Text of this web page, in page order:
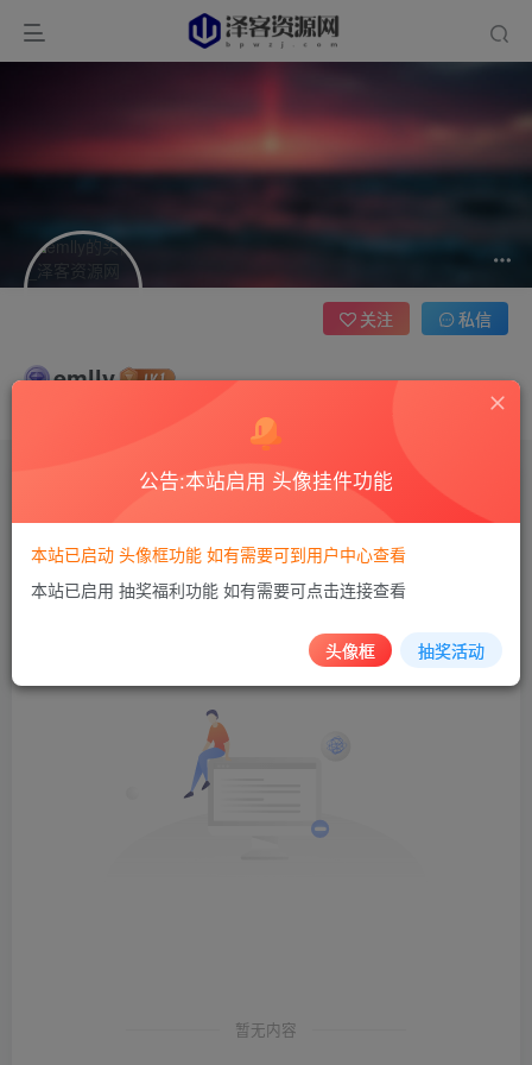
emlly
关注 私信
0 评论3 版块0 帖子0 粉丝0
发布 0
暂无内容
公告:本站启用 头像挂件功能
本站已启动 头像框功能 如有需要可到用户中心查看
本站已启用 抽奖福利功能 如有需要可点击连接查看
头像框 抽奖活动